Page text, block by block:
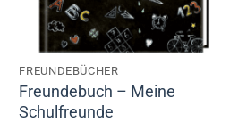
FREUNDEBÜCHER
Freundebuch – Meine
Schulfreunde